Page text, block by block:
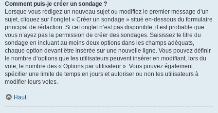
Comment puis-je créer un sondage ?
Lorsque vous rédigez un nouveau sujet ou modifiez le premier message d’un
sujet, cliquez sur l’onglet « Créer un sondage » situé en-dessous du formulaire
principal de rédaction. Si cet onglet n’est pas disponible, il est probable que
vous n’ayez pas la permission de créer des sondages. Saisissez le titre du
sondage en incluant au moins deux options dans les champs adéquats,
chaque option devant être insérée sur une nouvelle ligne. Vous pouvez définir
le nombre d’options que les utilisateurs peuvent insérer en modifiant, lors du
vote, le nombre des « Options par utilisateur ». Vous pouvez également
spécifier une limite de temps en jours et autoriser ou non les utilisateurs à
modifier leurs votes.
Haut